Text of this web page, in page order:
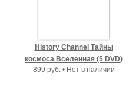
History Channel Тайны
космоса Вселенная (5 DVD)
899 руб. • Нет в наличии